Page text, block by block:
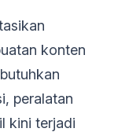
konten
peralatan
kini terjadi